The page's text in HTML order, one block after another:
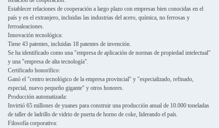
Establecer relaciones de cooperación a largo plazo con empresas bien conocidas en el
país y en el extranjero, incluidas las industrias del acero, química, no ferrosas y
ferroaleaciones.
Innovación tecnológica:
Tiene 43 patentes, incluidas 18 patentes de invención.
Se ha identificado como una "empresa de aplicación de normas de propiedad intelectual"
y una "empresa de alta tecnología".
Certificado honorífico:
Ganó el "centro tecnológico de la empresa provincial" y "especializado, refinado,
especial, nuevo pequeño gigante" y otros honores.
Producción automatizada:
Invirtió 65 millones de yuanes para construir una producción anual de 10.000 toneladas
de taller de ladrillo de vidrio de puerta de horno de coke, liderando el país.
Filosofía corporativa: